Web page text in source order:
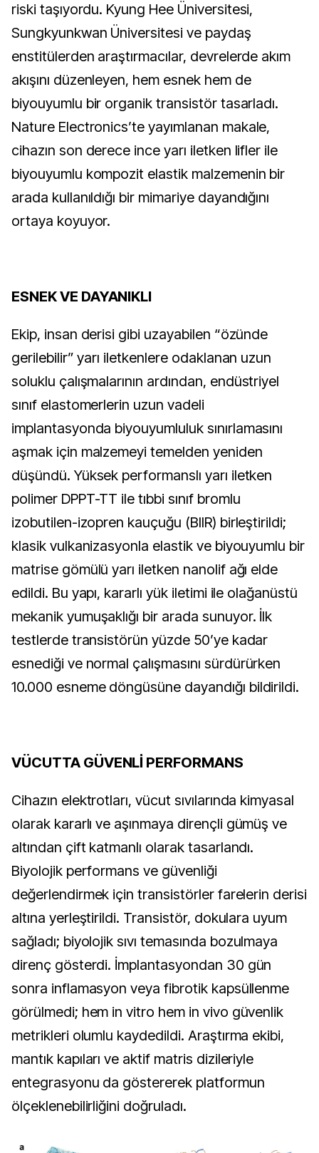
riski taşıyordu. Kyung Hee Üniversitesi,
Sungkyunkwan Üniversitesi ve paydaş
enstitülerden araştırmacılar, devrelerde akım
akışını düzenleyen, hem esnek hem de
biyouyumlu bir organik transistör tasarladı.
Nature Electronics’te yayımlanan makale,
cihazın son derece ince yarı iletken lifler ile
biyouyumlu kompozit elastik malzemenin bir
arada kullanıldığı bir mimariye dayandığını
ortaya koyuyor.
ESNEK VE DAYANIKLI
Ekip, insan derisi gibi uzayabilen “özünde
gerilebilir” yarı iletkenlere odaklanan uzun
soluklu çalışmalarının ardından, endüstriyel
sınıf elastomerlerin uzun vadeli
implantasyonda biyouyumluluk sınırlamasını
aşmak için malzemeyi temelden yeniden
düşündü. Yüksek performanslı yarı iletken
polimer DPPT-TT ile tıbbi sınıf bromlu
izobutilen-izopren kauçuğu (BIIR) birleştirildi;
klasik vulkanizasyonla elastik ve biyouyumlu bir
matrise gömülü yarı iletken nanolif ağı elde
edildi. Bu yapı, kararlı yük iletimi ile olağanüstü
mekanik yumuşaklığı bir arada sunuyor. İlk
testlerde transistörün yüzde 50’ye kadar
esnediği ve normal çalışmasını sürdürürken
10.000 esneme döngüsüne dayandığı bildirildi.
VÜCUTTA GÜVENLİ PERFORMANS
Cihazın elektrotları, vücut sıvılarında kimyasal
olarak kararlı ve aşınmaya dirençli gümüş ve
altından çift katmanlı olarak tasarlandı.
Biyolojik performans ve güvenliği
değerlendirmek için transistörler farelerin derisi
altına yerleştirildi. Transistör, dokulara uyum
sağladı; biyolojik sıvı temasında bozulmaya
direnç gösterdi. İmplantasyondan 30 gün
sonra inflamasyon veya fibrotik kapsüllenme
görülmedi; hem in vitro hem in vivo güvenlik
metrikleri olumlu kaydedildi. Araştırma ekibi,
mantık kapıları ve aktif matris dizileriyle
entegrasyonu da göstererek platformun
ölçeklenebilirliğini doğruladı.